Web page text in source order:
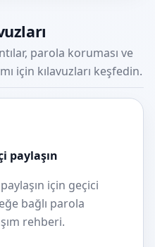
parola koruması ve
için kılavuzları keşfedin.
paylaşın
için geçici
bağlı parola
rehberi.